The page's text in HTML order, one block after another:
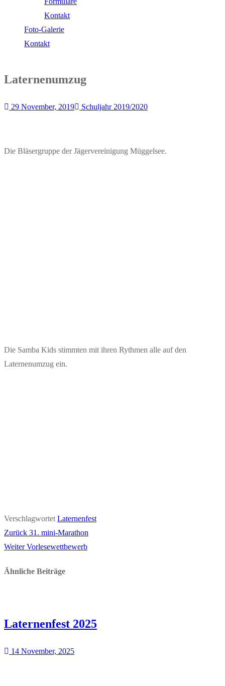
Kontakt
Foto-Galerie
Kontakt
Laternenumzug
29 November, 2019 Schuljahr 2019/2020
Die Bläsergruppe der Jägervereinigung Müggelsee.
Die Samba Kids stimmten mit ihren Rythmen alle auf den
Laternenumzug ein.
Verschlagwortet Laternenfest
Beitragsnavigation
Zurück Vorheriger
Beitrag:
31. mini-Marathon
Weiter Nächster
Vorlesewettbewerb
Ähnliche Beiträge
Laternenfest 2025
14 November, 2025